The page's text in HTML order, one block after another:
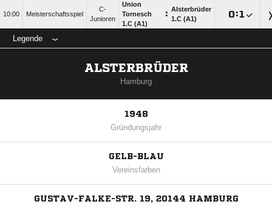
10:00 Meisterschaftsspiel
C-
Junioren
Union
Tornesch
1.C (A1)
: Alsterbrüder
1.C (A1)
:
Legende
ALSTERBRÜDER
Hamburg
1948
Gründungsjahr
GELB-BLAU
Vereinsfarben
GUSTAV-FALKE-STR. 19, 20144 HAMBURG